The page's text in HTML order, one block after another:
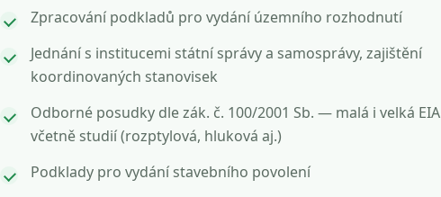
Zpracování podkladů pro vydání územního rozhodnutí
Jednání s institucemi státní správy a samosprávy, zajištění
koordinovaných stanovisek
Odborné posudky dle zák. č. 100/2001 Sb. — malá i velká EIA
včetně studií (rozptylová, hluková aj.)
Podklady pro vydání stavebního povolení